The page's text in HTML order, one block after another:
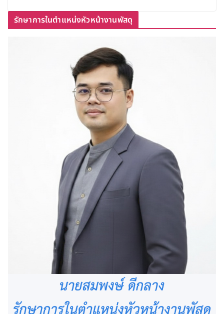
รักษาการในตำแหน่งหัวหน้างานพัสดุ